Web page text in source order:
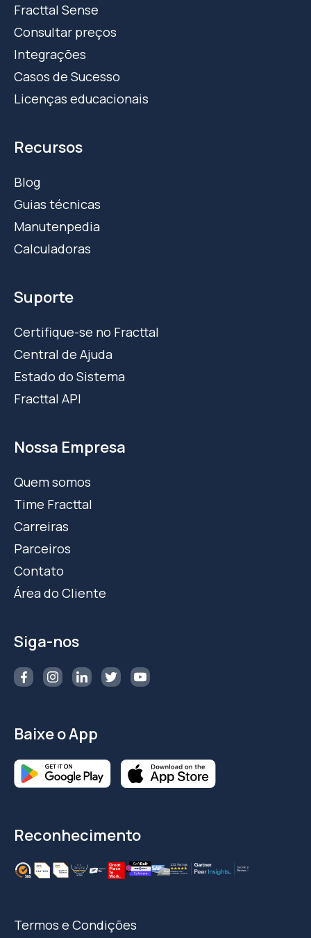
Fracttal Sense
Consultar preços
Integrações
Casos de Sucesso
Licenças educacionais
Recursos
Blog
Guias técnicas
Manutenpedia
Calculadoras
Suporte
Certifique-se no Fracttal
Central de Ajuda
Estado do Sistema
Fracttal API
Nossa Empresa
Quem somos
Time Fracttal
Carreiras
Parceiros
Contato
Área do Cliente
Siga-nos
Baixe o App
Reconhecimento
Termos e Condições